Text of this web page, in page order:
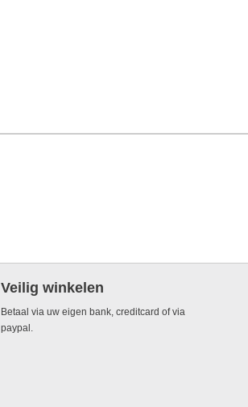
Veilig winkelen
Betaal via uw eigen bank, creditcard of via
paypal.